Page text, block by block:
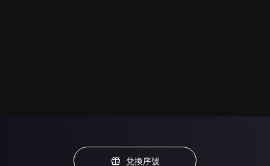
兌換序號